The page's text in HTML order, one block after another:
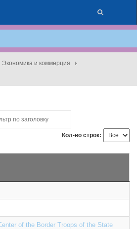
Экономика и коммерция
Кол-во строк:
of the Border Troops of the State